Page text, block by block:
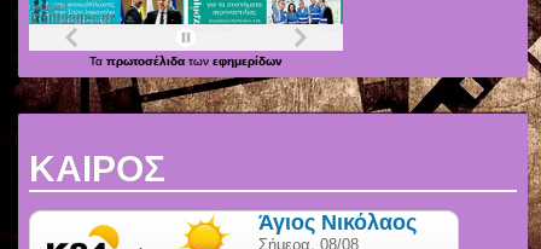
Τα πρωτοσέλιδα των εφημερίδων
ΚΑΙΡΟΣ